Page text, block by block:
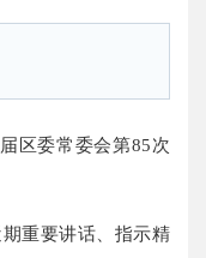
区委常委会第85次
重要讲话、指示精